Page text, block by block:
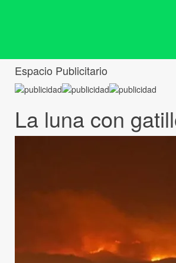
Espacio Publicitario
La luna con